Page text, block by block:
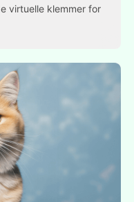
virtuelle klemmer for